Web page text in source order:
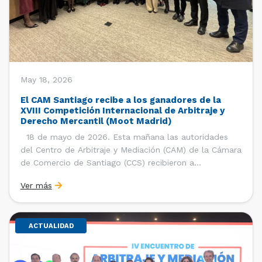
May 18, 2026
El CAM Santiago recibe a los ganadores de la
XVIII Competición Internacional de Arbitraje y
Derecho Mercantil (Moot Madrid)
18 de mayo de 2026. Esta mañana las autoridades
del Centro de Arbitraje y Mediación (CAM) de la Cámara
de Comercio de Santiago (CCS) recibieron a
Facultad de Derecho de la Universidad de Chile que se
consagró como ganador de la […]
Ver más
ACTUALIDAD